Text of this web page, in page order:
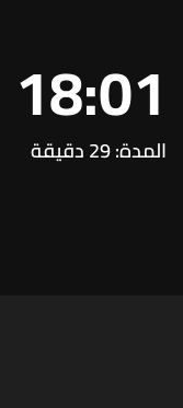
18:01
المدة: 29 دقيقة